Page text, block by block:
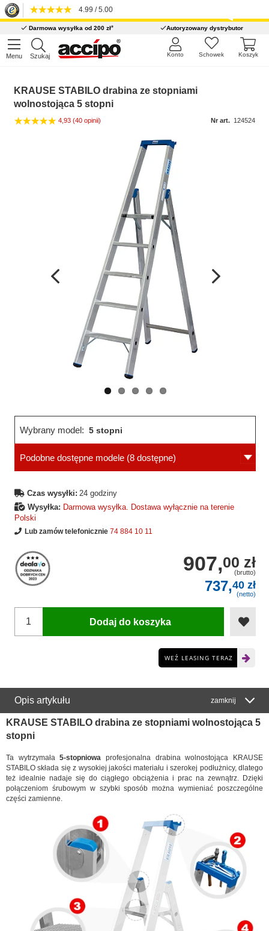
4.99 / 5.00
Darmowa wysyłka od 200 zł* Autoryzowany dystrybutor
Menu Szukaj Koszyk
Schowek
Konto
KRAUSE STABILO drabina ze stopniami
wolnostojąca 5 stopni
4,93 (40 opinii) Nr art. 124524
Wcześniejsza
Wybrany model: 5 stopni
Podobne dostępne modele (8 dostępne)
Czas wysyłki: 24 godziny
Wysyłka: Darmowa wysyłka. Dostawa wyłącznie na terenie
Polski
Lub zamów telefonicznie 74 884 10 11
907,00 zł
(brutto)
737,40 zł
(netto)
Dodaj do koszyka
WEŹ LEASING TERAZ
Opis artykułu zamknij
KRAUSE STABILO drabina ze stopniami wolnostojąca 5
stopni
Ta wytrzymała5-stopniowa profesjonalna drabina wolnostojąca KRAUSE
STABILO składa się z wysokiej jakości materiału i szerokej podłużnicy, dlatego
też idealnie nadaje się do ciągłego obciążenia i prac na zewnątrz. Dzięki
połączeniom śrubowym w szybki sposób można wymieniać poszczególne
części zamienne.